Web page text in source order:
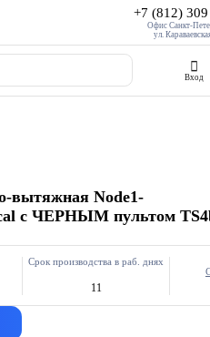
+7 (812)
Офис Санкт-
ул.
Вход
вытяжная Node1-
с ЧЕРНЫМ пультом
Срок производства в раб. днях
11